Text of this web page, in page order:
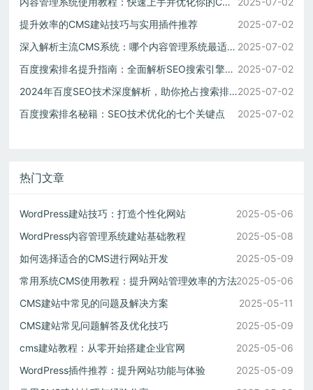
提升效率的CMS建站技巧与实用插件推荐
2025-07-02
深入解析主流CMS系统：哪个内容管理系统最适合你的项目 2025-07-02
百度搜索排名提升指南：全面解析SEO搜索引擎优化策略 2025-07-02
2024年百度SEO技术深度解析，助你抢占搜索排名前列2025-07-02
百度搜索排名秘籍：SEO技术优化的七个关键点
2025-07-02
热门文章
WordPress建站技巧：打造个性化网站
2025-05-06
WordPress内容管理系统建站基础教程
2025-05-08
如何选择适合的CMS进行网站开发
2025-05-09
常用系统CMS使用教程：提升网站管理效率的方法2025-05-06
CMS建站中常见的问题及解决方案
2025-05-11
CMS建站常见问题解答及优化技巧
2025-05-09
cms建站教程：从零开始搭建企业官网
2025-05-06
WordPress插件推荐：提升网站功能与体验
2025-05-09